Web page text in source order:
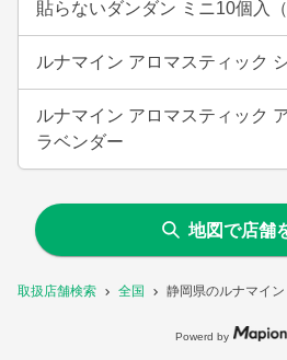
取扱店舗検索 全国 静岡県のルナマイ
貼らないダンダン ミニ10個入（
ルナマイン アロマスティック
ルナマイン アロマスティック
ラベンダー
地図で店舗
Powerd by